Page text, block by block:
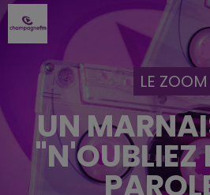
LE ZOOM
UN
"N'OUBLIEZ